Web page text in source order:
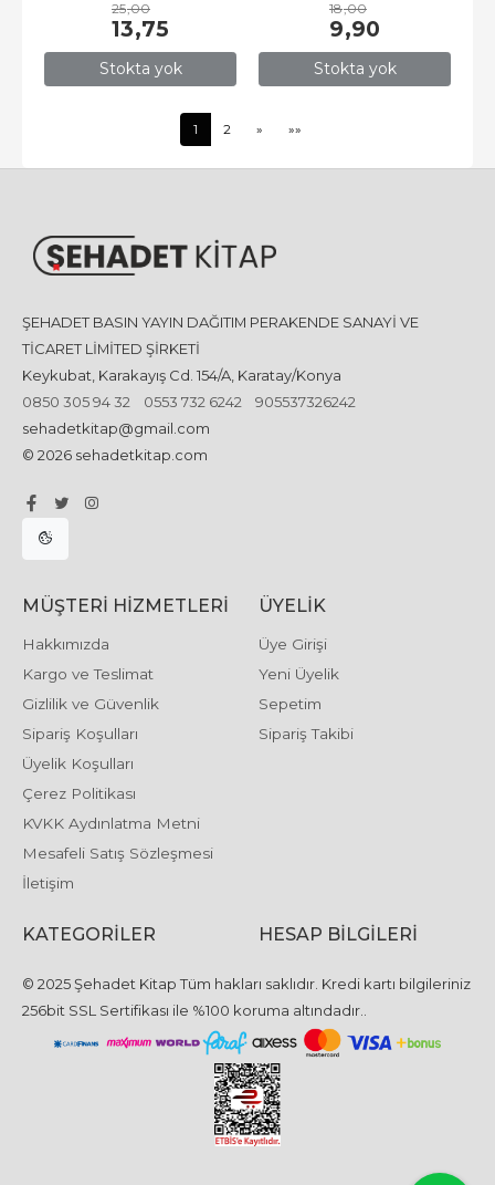
Stokta yok
25,00
13,75
Stokta yok
18,00
9,90
1 2 » »»
ŞEHADET BASIN YAYIN DAĞITIM PERAKENDE SANAYİ VE
TİCARET LİMİTED ŞİRKETİ
Keykubat, Karakayış Cd. 154/A, Karatay/Konya
0850 305 94 32
0553 732 6242
905537326242
sehadetkitap@gmail.com
© 2026 sehadetkitap.com
MÜŞTERI HIZMETLERI
Hakkımızda
Kargo ve Teslimat
Gizlilik ve Güvenlik
Sipariş Koşulları
Üyelik Koşulları
Çerez Politikası
KVKK Aydınlatma Metni
Mesafeli Satış Sözleşmesi
İletişim
ÜYELIK
Üye Girişi
Yeni Üyelik
Sepetim
Sipariş Takibi
KATEGORILER HESAP BILGILERI
© 2025 Şehadet Kitap Tüm hakları saklıdır. Kredi kartı bilgileriniz
256bit SSL Sertifikası ile %100 koruma altındadır..